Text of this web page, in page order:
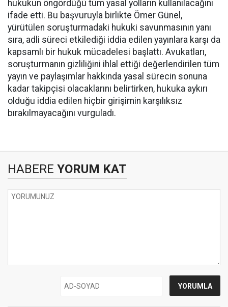
hukukun öngördüğü tüm yasal yolların kullanılacağını
ifade etti. Bu başvuruyla birlikte Ömer Günel,
yürütülen soruşturmadaki hukuki savunmasının yanı
sıra, adli süreci etkilediği iddia edilen yayınlara karşı da
kapsamlı bir hukuk mücadelesi başlattı. Avukatları,
soruşturmanın gizliliğini ihlal ettiği değerlendirilen tüm
yayın ve paylaşımlar hakkında yasal sürecin sonuna
kadar takipçisi olacaklarını belirtirken, hukuka aykırı
olduğu iddia edilen hiçbir girişimin karşılıksız
bırakılmayacağını vurguladı.
HABERE YORUM KAT